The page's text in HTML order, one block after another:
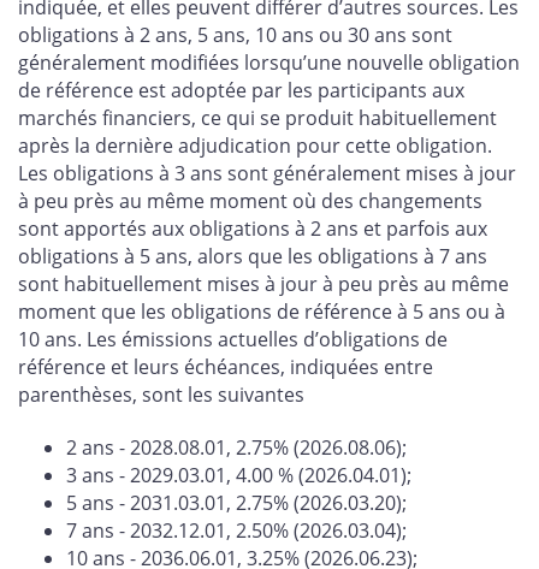
indiquée, et elles peuvent différer d’autres sources. Les
obligations à 2 ans, 5 ans, 10 ans ou 30 ans sont
généralement modifiées lorsqu’une nouvelle obligation
de référence est adoptée par les participants aux
marchés financiers, ce qui se produit habituellement
après la dernière adjudication pour cette obligation.
Les obligations à 3 ans sont généralement mises à jour
à peu près au même moment où des changements
sont apportés aux obligations à 2 ans et parfois aux
obligations à 5 ans, alors que les obligations à 7 ans
sont habituellement mises à jour à peu près au même
moment que les obligations de référence à 5 ans ou à
10 ans. Les émissions actuelles d’obligations de
référence et leurs échéances, indiquées entre
parenthèses, sont les suivantes
2 ans - 2028.08.01, 2.75% (2026.08.06);
3 ans - 2029.03.01, 4.00 % (2026.04.01);
5 ans - 2031.03.01, 2.75% (2026.03.20);
7 ans - 2032.12.01, 2.50% (2026.03.04);
10 ans - 2036.06.01, 3.25% (2026.06.23);